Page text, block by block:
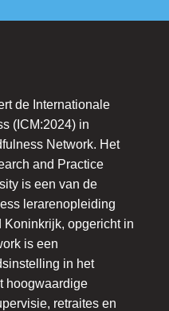
de Internationale
(ICM:2024) in
Network. Het
and Practice
is een van de
lerarenopleiding
opgericht in
is een
in het
hoogwaardige
retraites en